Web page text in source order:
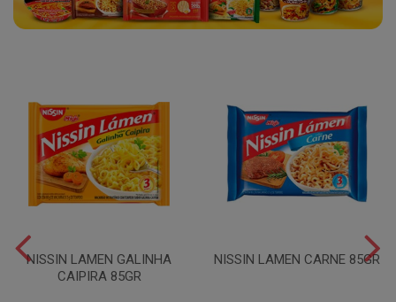
NISSIN LAMEN GALINHA
CAIPIRA 85GR
NISSIN LAMEN CARNE 85GR